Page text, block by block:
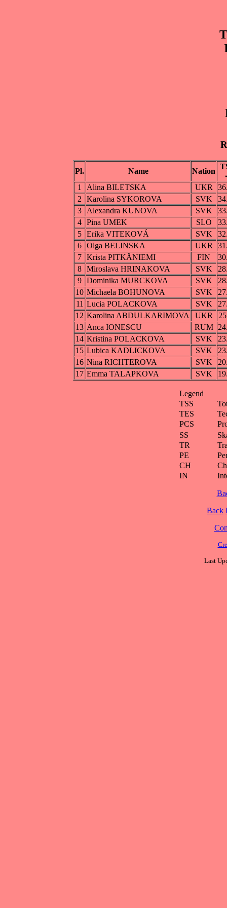
Pl. Name Nation
1
Alina BILETSKA UKR
2
Karolina SYKOROVA SVK
3
Alexandra KUNOVA SVK
4 Pina UMEK SLO
5 Erika VITEKOVÁ SVK
6 Olga BELINSKA UKR
7 Krista PITKÄNIEMI FIN
8 Miroslava HRINAKOVA SVK
9 Dominika MURCKOVA SVK
10 Michaela BOHUNOVA SVK
11 Lucia POLACKOVA SVK
12 Karolina ABDULKARIMOVA UKR
13 Anca IONESCU RUM
14 Kristina POLACKOVA SVK
15 Lubica KADLICKOVA SVK
16 Nina RICHTEROVA SVK
17 Emma TALAPKOVA SVK
Legend
TSS
TES
PCS
SS
TR
PE
CH
IN
Back
Last